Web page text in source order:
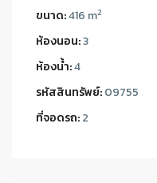
ขนาด:416 m2
ห้องนอน:3
ห้องน้ำ:4
รหัสสินทรัพย์:09755
ที่จอดรถ:2